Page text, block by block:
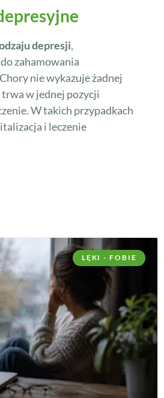
depresji,
zahamowania
nie wykazuje żadnej
w jednej pozycji
W takich przypadkach
i leczenie
LĘKI - FOBIE